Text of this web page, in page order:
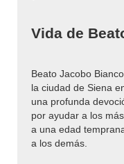
Vida de
Beato Jacobo
la ciudad de Siena
una profunda
por ayudar a los
a una edad
a los demás.